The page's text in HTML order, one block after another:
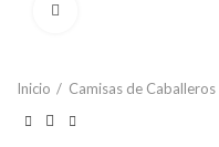
Inicio Camisas de Caballeros